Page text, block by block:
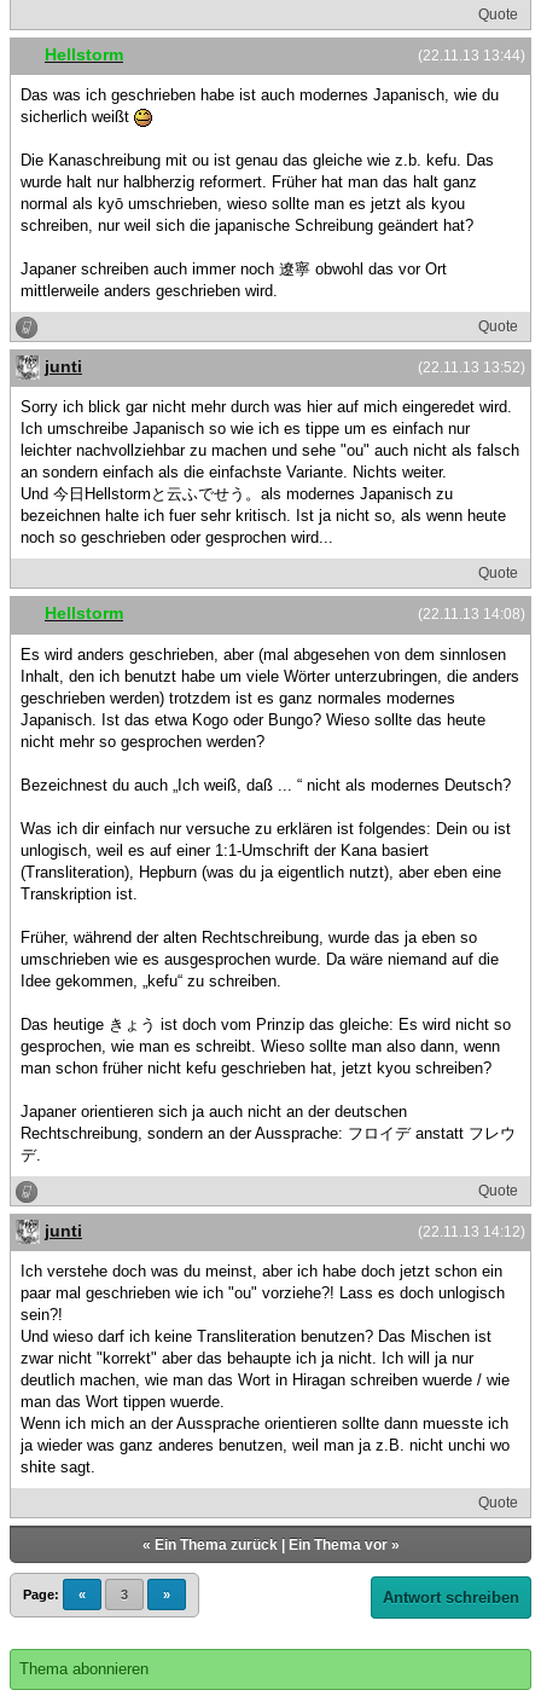
Quote
(22.11.13 13:44)
Hellstorm
Das was ich geschrieben habe ist auch modernes Japanisch, wie du
sicherlich weißt
Die Kanaschreibung mit ou ist genau das gleiche wie z.b. kefu. Das
wurde halt nur halbherzig reformert. Früher hat man das halt ganz
normal als kyō umschrieben, wieso sollte man es jetzt als kyou
schreiben, nur weil sich die japanische Schreibung geändert hat?
Japaner schreiben auch immer noch 遼寧 obwohl das vor Ort
mittlerweile anders geschrieben wird.
Quote
(22.11.13 13:52)
junti
Sorry ich blick gar nicht mehr durch was hier auf mich eingeredet wird.
Ich umschreibe Japanisch so wie ich es tippe um es einfach nur
leichter nachvollziehbar zu machen und sehe "ou" auch nicht als falsch
an sondern einfach als die einfachste Variante. Nichts weiter.
Und 今日Hellstormと云ふでせう。als modernes Japanisch zu
bezeichnen halte ich fuer sehr kritisch. Ist ja nicht so, als wenn heute
noch so geschrieben oder gesprochen wird...
Quote
(22.11.13 14:08)
Hellstorm
Es wird anders geschrieben, aber (mal abgesehen von dem sinnlosen
Inhalt, den ich benutzt habe um viele Wörter unterzubringen, die anders
geschrieben werden) trotzdem ist es ganz normales modernes
Japanisch. Ist das etwa Kogo oder Bungo? Wieso sollte das heute
nicht mehr so gesprochen werden?
Bezeichnest du auch „Ich weiß, daß ... “ nicht als modernes Deutsch?
Was ich dir einfach nur versuche zu erklären ist folgendes: Dein ou ist
unlogisch, weil es auf einer 1:1-Umschrift der Kana basiert
(Transliteration), Hepburn (was du ja eigentlich nutzt), aber eben eine
Transkription ist.
Früher, während der alten Rechtschreibung, wurde das ja eben so
umschrieben wie es ausgesprochen wurde. Da wäre niemand auf die
Idee gekommen, „kefu“ zu schreiben.
Das heutige きょう ist doch vom Prinzip das gleiche: Es wird nicht so
gesprochen, wie man es schreibt. Wieso sollte man also dann, wenn
man schon früher nicht kefu geschrieben hat, jetzt kyou schreiben?
Japaner orientieren sich ja auch nicht an der deutschen
Rechtschreibung, sondern an der Aussprache: フロイデ anstatt フレウ
デ.
Quote
(22.11.13 14:12)
junti
Ich verstehe doch was du meinst, aber ich habe doch jetzt schon ein
paar mal geschrieben wie ich "ou" vorziehe?! Lass es doch unlogisch
sein?!
Und wieso darf ich keine Transliteration benutzen? Das Mischen ist
zwar nicht "korrekt" aber das behaupte ich ja nicht. Ich will ja nur
deutlich machen, wie man das Wort in Hiragan schreiben wuerde / wie
man das Wort tippen wuerde.
Wenn ich mich an der Aussprache orientieren sollte dann muesste ich
ja wieder was ganz anderes benutzen, weil man ja z.B. nicht unchi wo
shite sagt.
Quote
« Ein Thema zurück| Ein Thema vor»
Page: « 3 » Antwort schreiben
Thema abonnieren